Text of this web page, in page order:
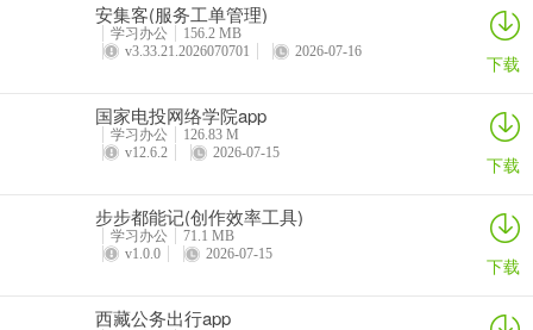
安集客(服务工单管理)
学习办公
156.2 MB
v3.33.21.2026070701
2026-07-16 下载
国家电投网络学院app
学习办公
126.83 M
v12.6.2
2026-07-15 下载
步步都能记(创作效率工具)
学习办公
71.1 MB
v1.0.0
2026-07-15 下载
西藏公务出行app